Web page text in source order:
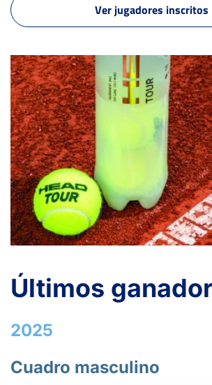
Ver jugadores inscritos
Últimos
2025
Cuadro masculino